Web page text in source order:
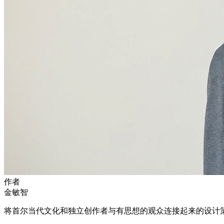
作者
金敏智
将首尔当代文化和独立创作者与有思想的观众连接起来的设计